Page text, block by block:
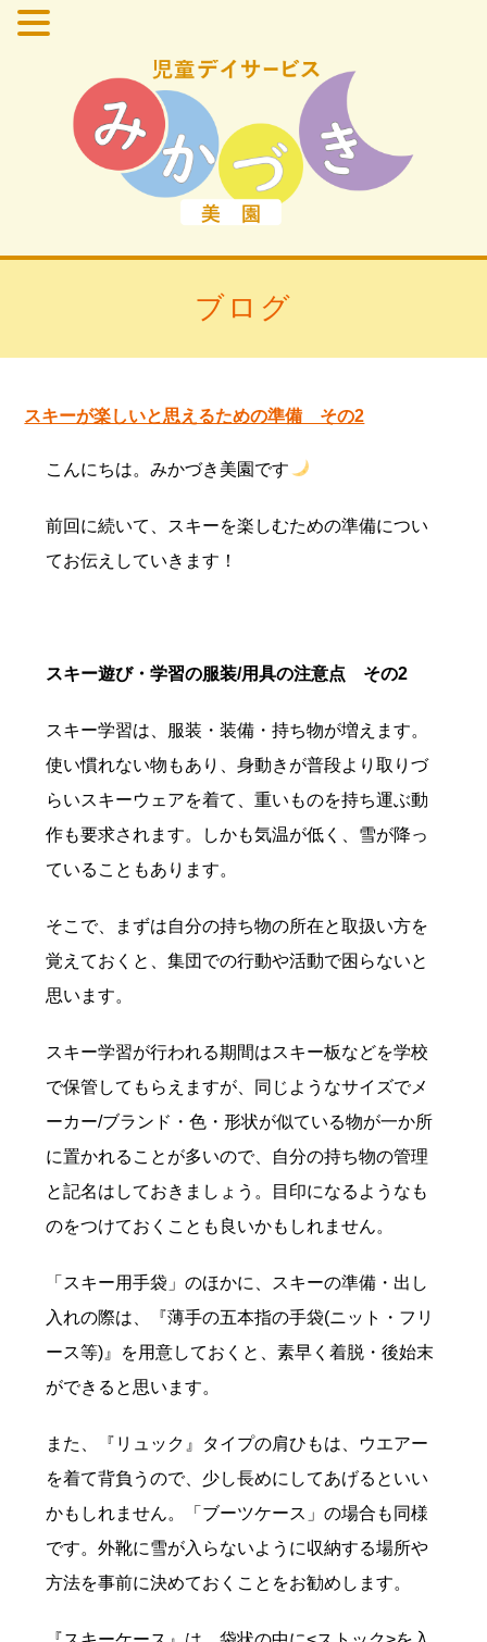
ブログ
スキーが楽しいと思えるための準備 その2
こんにちは。みかづき美園です
前回に続いて、スキーを楽しむための準備につい
てお伝えしていきます！
スキー遊び・学習の服装/用具の注意点 その2
スキー学習は、服装・装備・持ち物が増えます。
使い慣れない物もあり、身動きが普段より取りづ
らいスキーウェアを着て、重いものを持ち運ぶ動
作も要求されます。しかも気温が低く、雪が降っ
ていることもあります。
そこで、まずは自分の持ち物の所在と取扱い方を
覚えておくと、集団での行動や活動で困らないと
思います。
スキー学習が行われる期間はスキー板などを学校
で保管してもらえますが、同じようなサイズでメ
ーカー/ブランド・色・形状が似ている物が一か所
に置かれることが多いので、自分の持ち物の管理
と記名はしておきましょう。目印になるようなも
のをつけておくことも良いかもしれません。
「スキー用手袋」のほかに、スキーの準備・出し
入れの際は、『薄手の五本指の手袋(ニット・フリ
ース等)』を用意しておくと、素早く着脱・後始末
ができると思います。
また、『リュック』タイプの肩ひもは、ウエアー
を着て背負うので、少し長めにしてあげるといい
かもしれません。「ブーツケース」の場合も同様
です。外靴に雪が入らないように収納する場所や
方法を事前に決めておくことをお勧めします。